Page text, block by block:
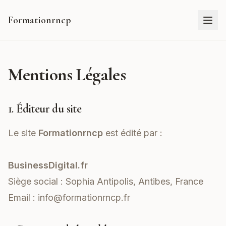
Formationrncp
Mentions Légales
1. Éditeur du site
Le site Formationrncp est édité par :
BusinessDigital.fr
Siège social : Sophia Antipolis, Antibes, France
Email : info@formationrncp.fr